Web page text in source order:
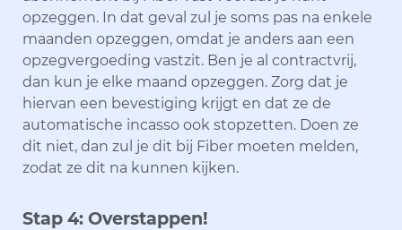
opzeggen. In dat geval zul je soms pas na enkele
maanden opzeggen, omdat je anders aan een
opzegvergoeding vastzit. Ben je al contractvrij,
dan kun je elke maand opzeggen. Zorg dat je
hiervan een bevestiging krijgt en dat ze de
automatische incasso ook stopzetten. Doen ze
dit niet, dan zul je dit bij Fiber moeten melden,
zodat ze dit na kunnen kijken.
Stap 4: Overstappen!